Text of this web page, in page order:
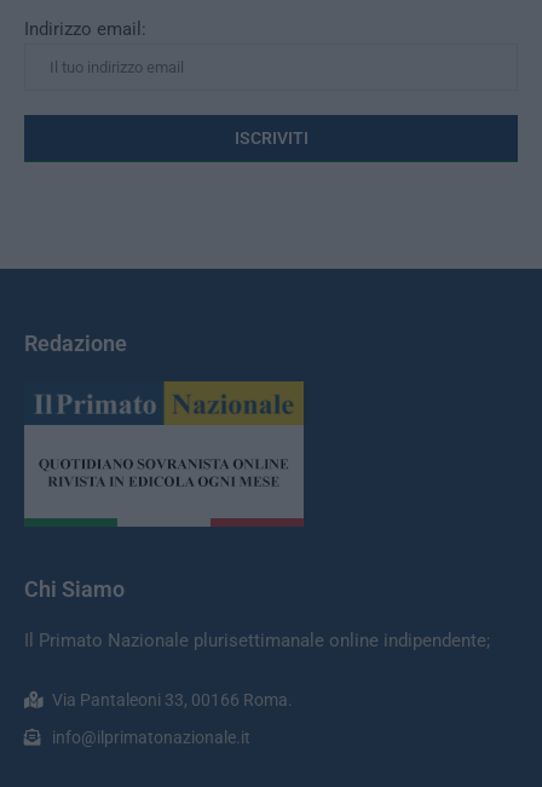
Indirizzo email:
Redazione
Chi Siamo
Il Primato Nazionale plurisettimanale online indipendente;
Via Pantaleoni 33, 00166 Roma.
info@ilprimatonazionale.it